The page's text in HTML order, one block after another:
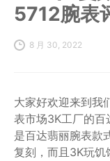
5712腕表
8 月 30, 2022
大家好欢迎来到我
表市场3K工厂的百
是百达翡丽腕表款
复刻，而且3K玩饥